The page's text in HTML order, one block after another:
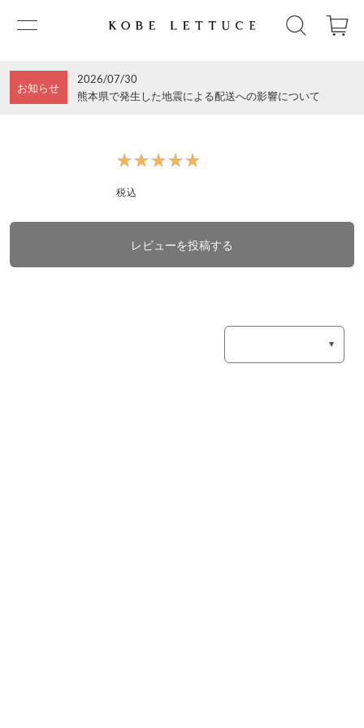
お知らせ
2026/07/30
熊本県で発生した地震による配送への影響について
★★★★★
★★★★★
税込
レビューを投稿する